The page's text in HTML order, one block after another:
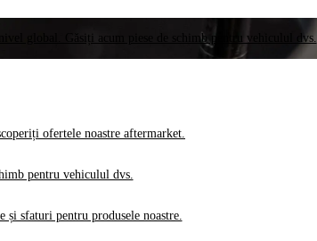
global. Găsiți acum piese de schimb pentru vehiculul dvs.
ofertele noastre aftermarket.
pentru vehiculul dvs.
sfaturi pentru produsele noastre.